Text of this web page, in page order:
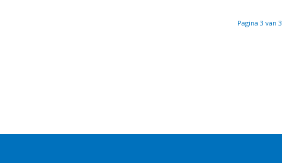
Pagina 3 van 3